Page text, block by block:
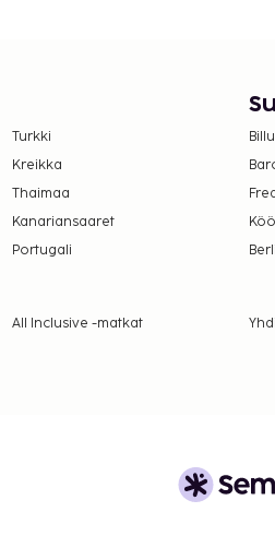
yö. Tätä veroa ei
maksut.
aikuisille ja 7 EUR
eivät
voi ylittää 1000
uloskirjautuminen ovat
Turkki
Kreikka
Thaimaa
Kanariansaaret
Portugali
All Inclusive -matkat